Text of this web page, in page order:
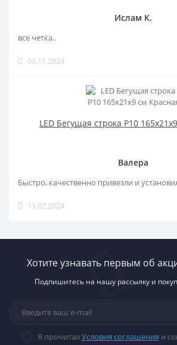
Ислам К.
все четка..
09.11.2024
LED Бегущая строка Р10
Валера
Быстро, качественно привезли и
13.02.2024
Хотите узнавать первым об
Подпишитесь на нашу рассылку и
Я прочитал Условия соглашения и